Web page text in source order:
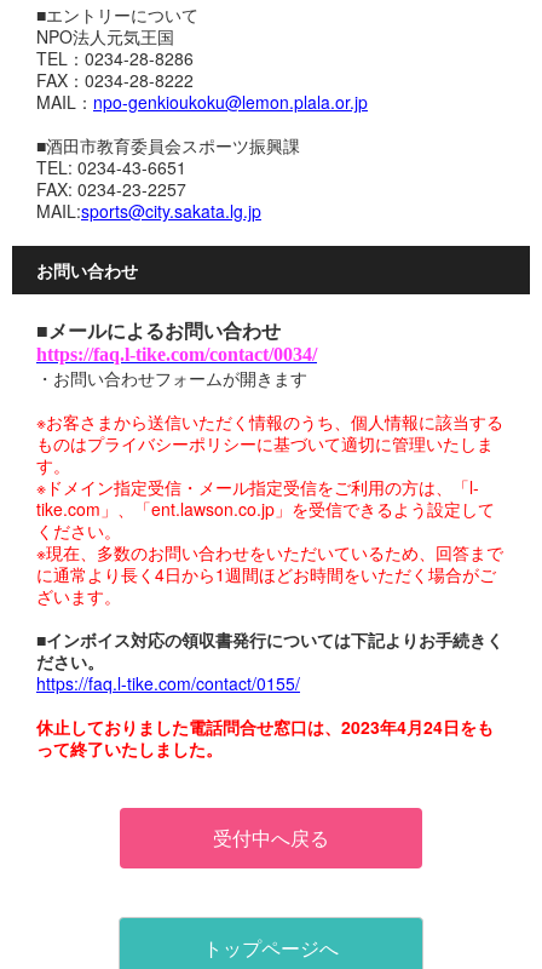
■エントリーについて
NPO法人元気王国
TEL：0234-28-8286
FAX：0234-28-8222
MAIL： npo-genkioukoku@lemon.plala.or.jp
■酒田市教育委員会スポーツ振興課
TEL: 0234-43-6651
FAX: 0234-23-2257
MAIL:sports@city.sakata.lg.jp
お問い合わせ
■メールによるお問い合わせ
https://faq.l-tike.com/contact/0034/
・お問い合わせフォームが開きます
※お客さまから送信いただく情報のうち、個人情報に該当する
ものはプライバシーポリシーに基づいて適切に管理いたしま
す。
※ドメイン指定受信・メール指定受信をご利用の方は、「l-
tike.com」、「ent.lawson.co.jp」を受信できるよう設定して
ください。
※現在、多数のお問い合わせをいただいているため、回答まで
に通常より長く4日から1週間ほどお時間をいただく場合がご
ざいます。
■インボイス対応の領収書発行については下記よりお手続きく
ださい。
https://faq.l-tike.com/contact/0155/
休止しておりました電話問合せ窓口は、2023年4月24日をも
って終了いたしました。
受付中へ戻る
トップページへ